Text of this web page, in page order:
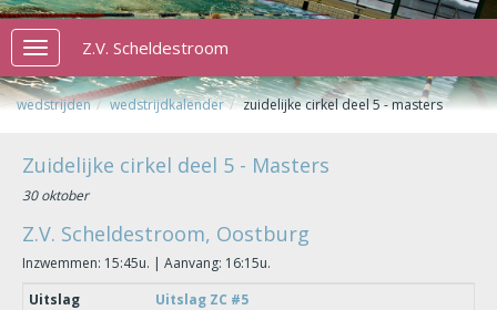
Toggle
navigation
Z.V. Scheldestroom
wedstrijden wedstrijdkalender zuidelijke cirkel deel 5 - masters
Zuidelijke cirkel deel 5 - Masters
30 oktober
Z.V. Scheldestroom, Oostburg
Inzwemmen: 15:45u. | Aanvang: 16:15u.
Uitslag
Uitslag ZC #5